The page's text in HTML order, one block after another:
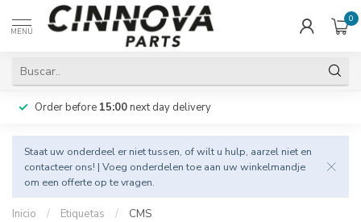
MENÚ
0
Order before 15:00next day delivery
Staat uw onderdeel er niet tussen, of wilt u hulp, aarzel niet en
contacteer ons! | Voeg onderdelen toe aan uw winkelmandje
om een offerte op te vragen.
Inicio / Etiquetas / CMS